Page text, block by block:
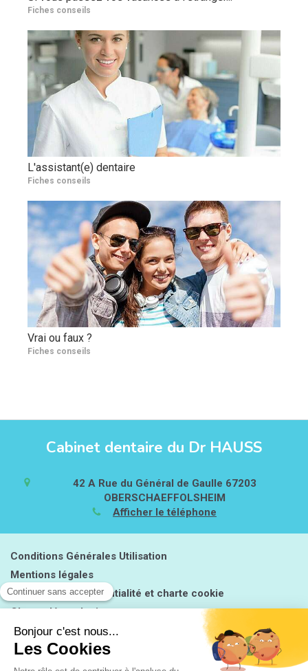
Fiches conseils
L'assistant(e) dentaire
Fiches conseils
Vrai ou faux ?
Fiches conseils
Cabinet dentaire du Dr HAUSS
42 A Rue du Général de Gaulle 67203
OBERSCHAEFFOLSHEIM
Afficher le téléphone
Conditions Générales Utilisation
Mentions légales
Politique de confidentialité et charte cookie
Charte déontologique
Ordre national
Annuaires chirurgiens dentistes